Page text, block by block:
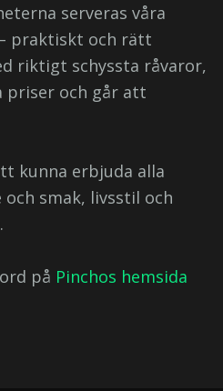
serveras våra
praktiskt och rätt
riktigt schyssta råvaror,
priser och går att
kunna erbjuda alla
smak, livsstil och
på Pinchos hemsida